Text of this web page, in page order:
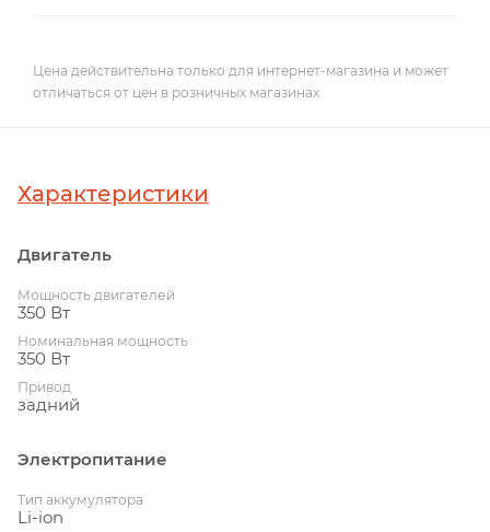
Цена действительна только для интернет-магазина и может
отличаться от цен в розничных магазинах
Характеристики
Двигатель
Мощность двигателей
350 Вт
Номинальная мощность
350 Вт
Привод
задний
Электропитание
Тип аккумулятора
Li-ion